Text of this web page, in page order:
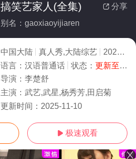
 分享
搞笑艺家人(全集)
别名：gaoxiaoyijiaren
中国大陆 真人秀,大陆综艺 2025
语言： 汉语普通话 状态： 更新至20251110期
导演： 李楚舒
主演： 武艺,武星,杨秀芳,田启菊
更新时间： 2025-11-10
 极速观看